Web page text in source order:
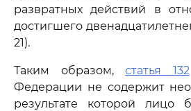
развратных действий в
достигшего
21).
Таким образом,статья 132
Федерации не содержит
результате которой